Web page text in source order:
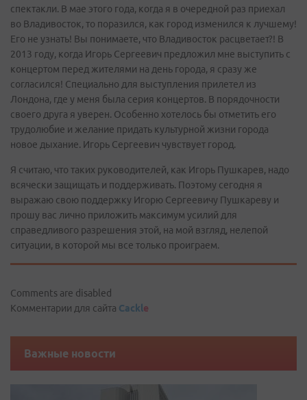
спектакли. В мае этого года, когда я в очередной раз приехал
во Владивосток, то поразился, как город изменился к лучшему!
Его не узнать! Вы понимаете, что Владивосток расцветает?! В
2013 году, когда Игорь Сергеевич предложил мне выступить с
концертом перед жителями на день города, я сразу же
согласился! Специально для выступления прилетел из
Лондона, где у меня была серия концертов. В порядочности
своего друга я уверен. Особенно хотелось бы отметить его
трудолюбие и желание придать культурной жизни города
новое дыхание. Игорь Сергеевич чувствует город.
Я считаю, что таких руководителей, как Игорь Пушкарев, надо
всячески защищать и поддерживать. Поэтому сегодня я
выражаю свою поддержку Игорю Сергеевичу Пушкареву и
прошу вас лично приложить максимум усилий для
справедливого разрешения этой, на мой взгляд, нелепой
ситуации, в которой мы все только проиграем.
Comments are disabled
Комментарии для сайта Cackle
Важные новости